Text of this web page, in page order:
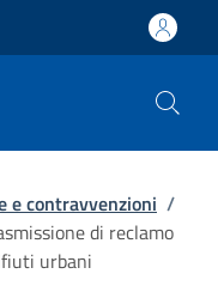
e contravvenzioni /
di reclamo
urbani